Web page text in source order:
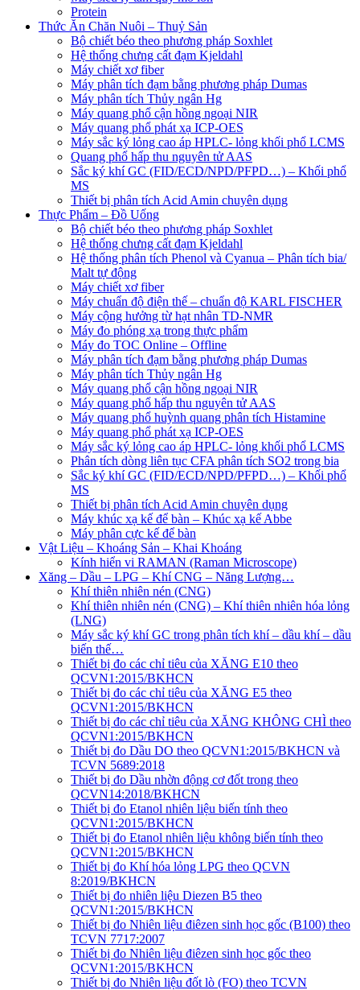
Protein
Thức Ăn Chăn Nuôi – Thuỷ Sản
Bộ chiết béo theo phương pháp Soxhlet
Hệ thống chưng cất đạm Kjeldahl
Máy chiết xơ fiber
Máy phân tích đạm bằng phương pháp Dumas
Máy phân tích Thủy ngân Hg
Máy quang phổ cận hồng ngoại NIR
Máy quang phổ phát xạ ICP-OES
Máy sắc ký lỏng cao áp HPLC- lỏng khối phổ LCMS
Quang phổ hấp thu nguyên tử AAS
Sắc ký khí GC (FID/ECD/NPD/PFPD…) – Khối phổ
MS
Thiết bị phân tích Acid Amin chuyên dụng
Thực Phẩm – Đồ Uống
Bộ chiết béo theo phương pháp Soxhlet
Hệ thống chưng cất đạm Kjeldahl
Hệ thống phân tích Phenol và Cyanua – Phân tích bia/
Malt tự động
Máy chiết xơ fiber
Máy chuẩn độ điện thế – chuẩn độ KARL FISCHER
Máy cộng hưởng từ hạt nhân TD-NMR
Máy đo phóng xạ trong thực phẩm
Máy đo TOC Online – Offline
Máy phân tích đạm bằng phương pháp Dumas
Máy phân tích Thủy ngân Hg
Máy quang phổ cận hồng ngoại NIR
Máy quang phổ hấp thu nguyên tử AAS
Máy quang phổ huỳnh quang phân tích Histamine
Máy quang phổ phát xạ ICP-OES
Máy sắc ký lỏng cao áp HPLC- lỏng khối phổ LCMS
Phân tích dòng liên tục CFA phân tích SO2 trong bia
Sắc ký khí GC (FID/ECD/NPD/PFPD…) – Khối phổ
MS
Thiết bị phân tích Acid Amin chuyên dụng
Máy khúc xạ kế để bàn – Khúc xạ kế Abbe
Máy phân cực kế để bàn
Vật Liệu – Khoáng Sản – Khai Khoáng
Kính hiển vi RAMAN (Raman Microscope)
Xăng – Dầu – LPG – Khí CNG – Năng Lượng…
Khí thiên nhiên nén (CNG)
Khí thiên nhiên nén (CNG) – Khí thiên nhiên hóa lỏng
(LNG)
Máy sắc ký khí GC trong phân tích khí – dầu khí – dầu
biến thế…
Thiết bị đo các chỉ tiêu của XĂNG E10 theo
QCVN1:2015/BKHCN
Thiết bị đo các chỉ tiêu của XĂNG E5 theo
QCVN1:2015/BKHCN
Thiết bị đo các chỉ tiêu của XĂNG KHÔNG CHÌ theo
QCVN1:2015/BKHCN
Thiết bị đo Dầu DO theo QCVN1:2015/BKHCN và
TCVN 5689:2018
Thiết bị đo Dầu nhờn động cơ đốt trong theo
QCVN14:2018/BKHCN
Thiết bị đo Etanol nhiên liệu biến tính theo
QCVN1:2015/BKHCN
Thiết bị đo Etanol nhiên liệu không biến tính theo
QCVN1:2015/BKHCN
Thiết bị đo Khí hóa lỏng LPG theo QCVN
8:2019/BKHCN
Thiết bị đo nhiên liệu Diezen B5 theo
QCVN1:2015/BKHCN
Thiết bị đo Nhiên liệu điêzen sinh học gốc (B100) theo
TCVN 7717:2007
Thiết bị đo Nhiên liệu điêzen sinh học gốc theo
QCVN1:2015/BKHCN
Thiết bị đo Nhiên liệu đốt lò (FO) theo TCVN